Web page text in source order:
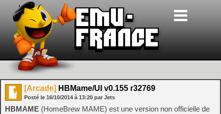
[Arcade] HBMame/UI v0.155 r32769
Posté le 16/10/2014 à 13:20 par Jets
HBMAME (HomeBrew MAME) est une version non officielle de